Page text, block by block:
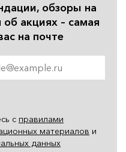
обзоры на
акциях – самая
на почте
с правилами
материалов и
данных